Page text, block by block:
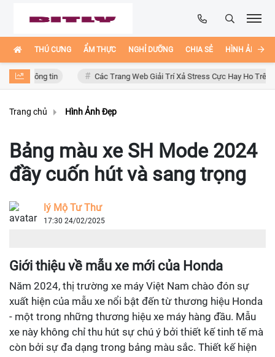
THÚ CƯNG ẨM THỰC NGHỈ DƯỠNG CHIA SẺ HÌNH ẢNH
tin Các Trang Web Giải Trí Xả Stress Cực Hay Ho Trên Internet
Trang chủ Hình Ảnh Đẹp
Bảng màu xe SH Mode 2024
đầy cuốn hút và sang trọng
lý Mộ Tư Thư
17:30 24/02/2025
Giới thiệu về mẫu xe mới của Honda
Năm 2024, thị trường xe máy Việt Nam chào đón sự
xuất hiện của mẫu xe nổi bật đến từ thương hiệu Honda
- một trong những thương hiệu xe máy hàng đầu. Mẫu
xe này không chỉ thu hút sự chú ý bởi thiết kế tinh tế mà
còn bởi sự đa dạng trong bảng màu sắc. Thiết kế hiện